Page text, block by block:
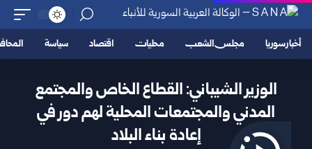
أخبار سوريا مجلس الشعب محليات اقتصاد سياسة
الوزير الشيباني: القطاع الخاص والمجتمع
المدني والمجتمعات المحلية لهم دور في
إعادة بناء البلاد